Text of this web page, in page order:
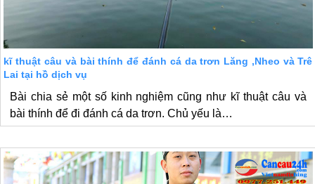
kĩ thuật câu và bài thính để đánh cá da trơn Lăng ,Nheo và Trê
Lai tại hồ dịch vụ
Bài chia sẻ một số kinh nghiệm cũng như kĩ thuật câu và
bài thính để đi đánh cá da trơn. Chủ yếu là…